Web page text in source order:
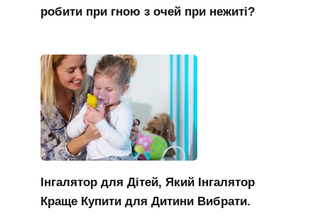
робити при гною з очей при нежиті?
Інгалятор для Дітей, Який Інгалятор
Краще Купити для Дитини Вибрати.